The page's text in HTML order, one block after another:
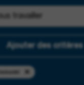
Ajouter des critères